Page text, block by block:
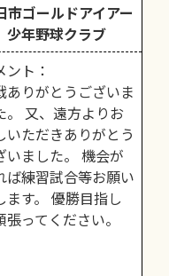
市ゴールドアイアー
少年野球クラブ
ント：
ありがとうございま
。 又、遠方よりお
いただきありがとう
いました。 機会が
ば練習試合等お願い
ます。 優勝目指し
張ってください。